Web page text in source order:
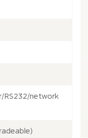
RS232/network